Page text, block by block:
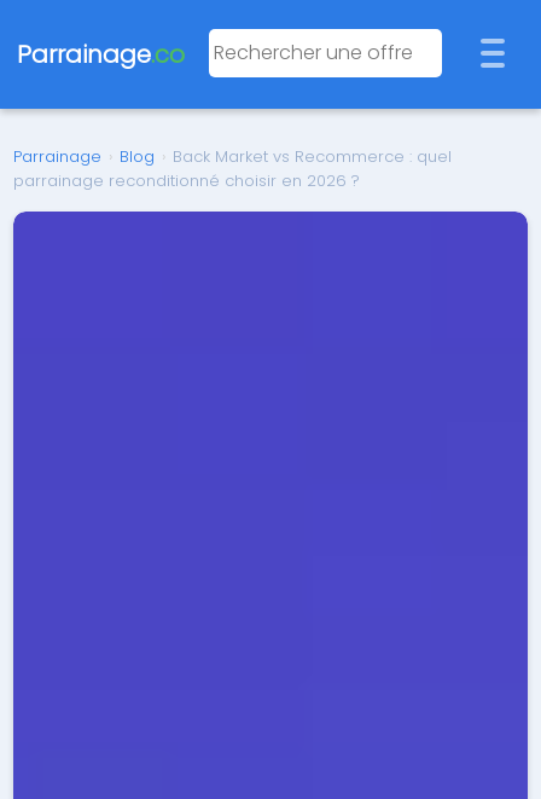
Parrainage.co
Parrainage › Blog › Back Market vs Recommerce : quel
parrainage reconditionné choisir en 2026 ?